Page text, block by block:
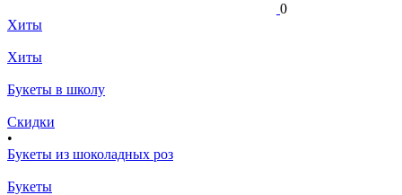
0
Хиты
Хиты
Букеты в школу
Скидки
•
Букеты из шоколадных роз
Букеты